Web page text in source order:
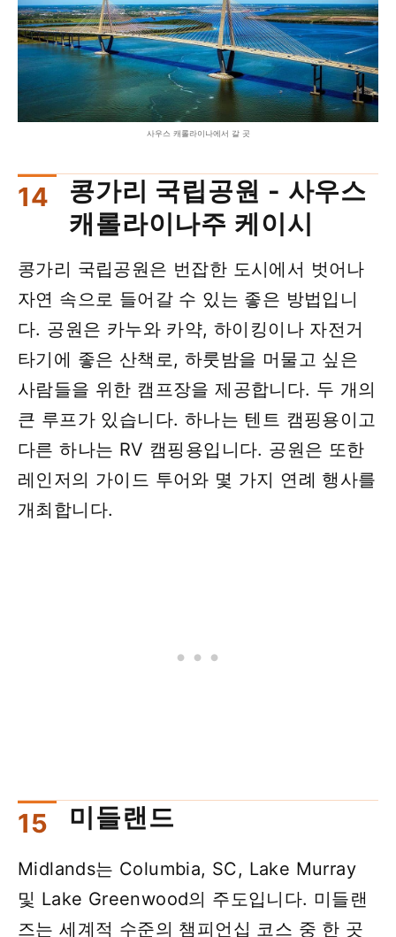
사우스 캐롤라이나에서 갈 곳
콩가리 국립공원 - 사우스
캐롤라이나주 케이시
콩가리 국립공원은 번잡한 도시에서 벗어나
자연 속으로 들어갈 수 있는 좋은 방법입니
다. 공원은 카누와 카약, 하이킹이나 자전거
타기에 좋은 산책로, 하룻밤을 머물고 싶은
사람들을 위한 캠프장을 제공합니다. 두 개의
큰 루프가 있습니다. 하나는 텐트 캠핑용이고
다른 하나는 RV 캠핑용입니다. 공원은 또한
레인저의 가이드 투어와 몇 가지 연례 행사를
개최합니다.
미들랜드
Midlands는 Columbia, SC, Lake Murray
및 Lake Greenwood의 주도입니다. 미들랜
즈는 세계적 수준의 챔피언십 코스 중 한 곳